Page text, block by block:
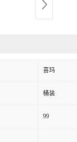
喜玛
桶装
99